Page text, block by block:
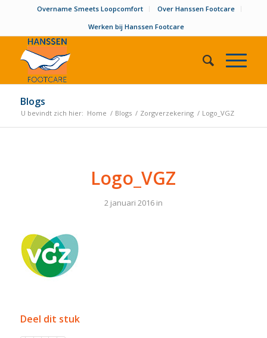
Overname Smeets Loopcomfort
Over Hanssen Footcare
Werken bij Hanssen Footcare
Blogs
U bevindt zich hier: Home / Blogs / Zorgverzekering / Logo_VGZ
Logo_VGZ
2 januari 2016in
Deel dit stuk